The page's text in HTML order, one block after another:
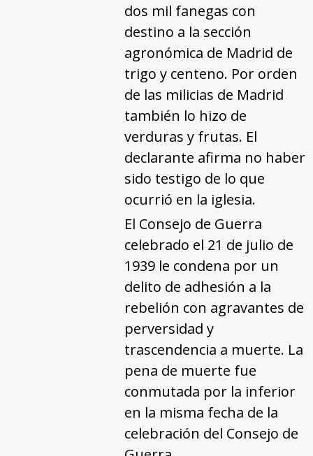
dos mil fanegas con
destino a la sección
agronómica de Madrid de
trigo y centeno. Por orden
de las milicias de Madrid
también lo hizo de
verduras y frutas. El
declarante afirma no haber
sido testigo de lo que
ocurrió en la iglesia.
El Consejo de Guerra
celebrado el 21 de julio de
1939 le condena por un
delito de adhesión a la
rebelión con agravantes de
perversidad y
trascendencia a muerte. La
pena de muerte fue
conmutada por la inferior
en la misma fecha de la
celebración del Consejo de